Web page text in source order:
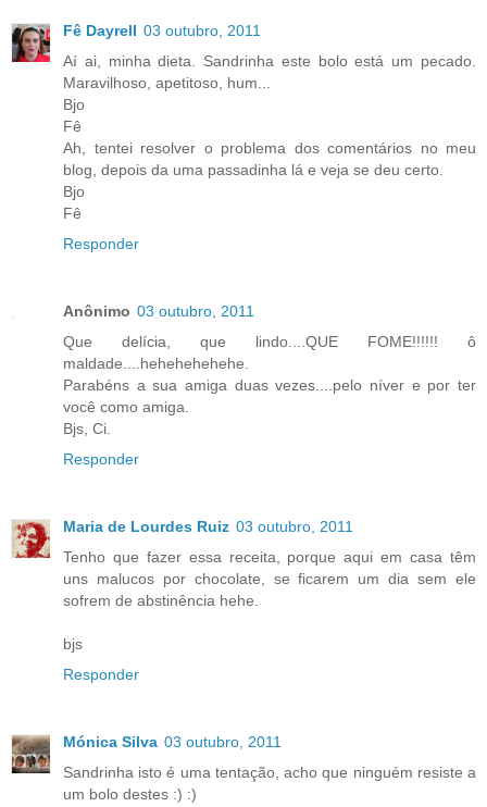
Fê Dayrell 03 outubro, 2011
Aí ai, minha dieta. Sandrinha este bolo está um pecado.
Maravilhoso, apetitoso, hum...
Bjo
Fê
Ah, tentei resolver o problema dos comentários no meu
blog, depois da uma passadinha lá e veja se deu certo.
Bjo
Fê
Responder
Anônimo 03 outubro, 2011
Que delícia, que lindo....QUE FOME!!!!!! ô
maldade....hehehehehehe.
Parabéns a sua amiga duas vezes....pelo níver e por ter
você como amiga.
Bjs, Ci.
Responder
Maria de Lourdes Ruiz 03 outubro, 2011
Tenho que fazer essa receita, porque aqui em casa têm
uns malucos por chocolate, se ficarem um dia sem ele
sofrem de abstinência hehe.
bjs
Responder
Mónica Silva 03 outubro, 2011
Sandrinha isto é uma tentação, acho que ninguém resiste a
um bolo destes :) :)